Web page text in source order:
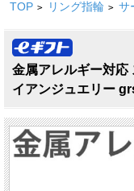
TOP > リング指輪 > サ
金属アレルギー対応
イアンジュエリー